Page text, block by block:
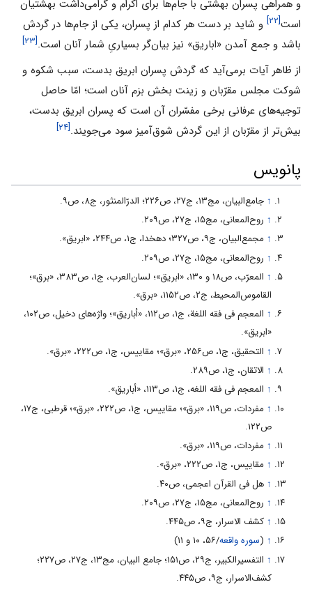
و همراهی پسران بهشتی‌ با جام‌ها برای اکرام و گرامی‌داشت بهشتیان
است[۲۲]
و شاید بر دست هر کدام از پسران، یکی از جام‌ها در گردش
باشد و‌ جمع‌ آمدن «اباریق» نیز بیان‌گر بسیاریِ شمار آنان است.[۲۳]
از ظاهر آیات برمی‌آید که گردش پسران ابریق بدست، سبب شکوه و
شوکت مجلس مقرّبان و زینت بخش بزم آنان است؛ امّا حاصل
توجیه‌های عرفانی برخی مفسّران آن است که پسران ابریق بدست،
بیش‌تر از مقرّبان از این گردش شوق‌آمیز سود می‌جویند.[۲۴]
پانویس
↑ جامع‌البیان، مج‌۱۳، ج‌۲۷، ص‌۲۲۶؛ الدرّالمنثور، ج۸‌، ص۹.
↑ روح‌المعانی، مج‌۱۵، ج‌۲۷، ص‌۲۰۹.
↑ مجمع‌البیان، ج۹، ص۳۲۷؛ دهخدا، ج‌۱، ص‌۲۴۴، «ابریق».
↑ روح‌المعانی، مج‌۱۵، ج‌۲۷، ص‌۲۰۹.
↑
المعرّب، ص‌۱۸ و ۱۳۰، «ابریق»؛ لسان‌العرب، ج‌۱، ص‌۳۸۳، «برق»؛
القاموس‌المحیط، ج‌۲، ص‌۱۱۵۲، «برق».
↑
المعجم فی فقه اللغة، ج۱، ص۱۱۲، «أباریق»؛ واژه‌های دخیل، ص‌۱۰۲،
«ابریق».
↑ التحقیق، ج‌۱، ص‌۲۵۶، «برق»؛ مقاییس، ج‌۱، ص‌۲۲۲، «برق».
↑ الاتقان، ج‌۱، ص‌۲۸۹.
↑ المعجم فی فقه اللغه، ج‌۱، ص‌۱۱۳، «أباریق».
↑
مفردات، ص‌۱۱۹، «برق»؛ مقاییس، ج‌۱، ص‌۲۲۲، «برق»؛ قرطبی، ج‌۱۷،
ص‌۱۲۲.
↑ مفردات، ص‌۱۱۹، «برق».
↑ مقاییس، ج‌۱، ص‌۲۲۲، «برق».
↑ هل فی القرآن اعجمی، ص‌۴۰.
↑ روح‌المعانی، مج‌۱۵، ج‌۲۷، ص‌۲۰۹.
↑ کشف الاسرار، ج‌۹، ص‌۴۴۵.
↑
(سوره واقعه/۵۶‌، ۱۰ و ۱۱)
↑
التفسیرالکبیر، ج‌۲۹، ص‌۱۵۱؛ جامع البیان، مج‌۱۳، ج‌۲۷، ص‌۲۲۷؛
کشف‌الاسرار، ج‌۹، ص‌۴۴۵.